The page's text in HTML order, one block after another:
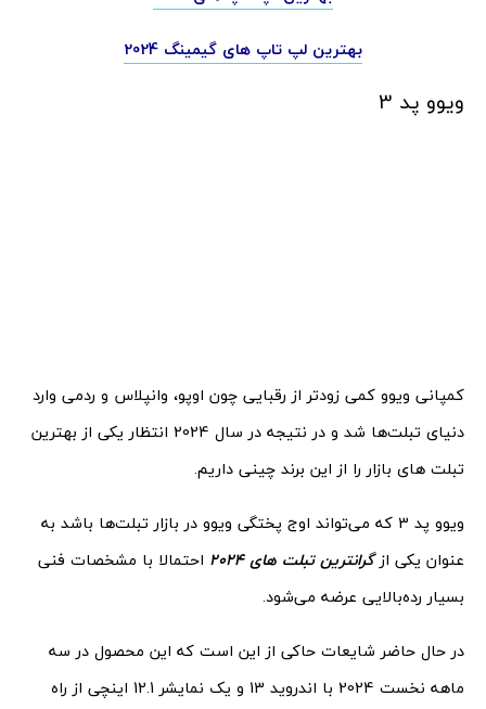
بهترین لپ تاپ های گیمینگ 2024
ویوو پد 3
کمپانی ویوو کمی زودتر از رقبایی چون اوپو، وانپلاس و ردمی وارد
دنیای تبلت‌ها شد و در نتیجه در سال 2024 انتظار یکی از بهترین
تبلت های بازار را از این برند چینی داریم.
ویوو پد 3 که می‌تواند اوج پختگی ویوو در بازار تبلت‌ها باشد به
عنوان یکی ازگرانترین تبلت های 2024
احتمالا با مشخصات فنی
بسیار رده‌بالایی عرضه می‌شود.
در حال حاضر شایعات حاکی از این است که این محصول در سه
ماهه نخست 2024 با اندروید 13 و یک نمایشر 12.1 اینچی از راه